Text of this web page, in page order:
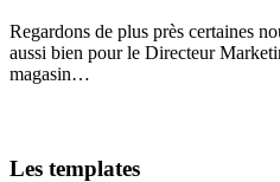
Regardons de plus près certaines
aussi bien pour le Directeur
magasin…
Les templates